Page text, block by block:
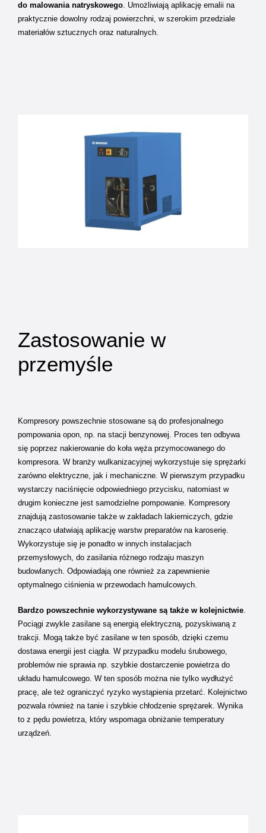
do malowania natryskowego. Umożliwiają aplikację emalii na
praktycznie dowolny rodzaj powierzchni, w szerokim przedziale
materiałów sztucznych oraz naturalnych.
Zastosowanie w
przemyśle
Kompresory powszechnie stosowane są do profesjonalnego
pompowania opon, np. na stacji benzynowej. Proces ten odbywa
się poprzez nakierowanie do koła węża przymocowanego do
kompresora. W branży wulkanizacyjnej wykorzystuje się sprężarki
zarówno elektryczne, jak i mechaniczne. W pierwszym przypadku
wystarczy naciśnięcie odpowiedniego przycisku, natomiast w
drugim konieczne jest samodzielne pompowanie. Kompresory
znajdują zastosowanie także w zakładach lakierniczych, gdzie
znacząco ułatwiają aplikację warstw preparatów na karoserię.
Wykorzystuje się je ponadto w innych instalacjach
przemysłowych, do zasilania różnego rodzaju maszyn
budowlanych. Odpowiadają one również za zapewnienie
optymalnego ciśnienia w przewodach hamulcowych.
Bardzo powszechnie wykorzystywane są także w kolejnictwie.
Pociągi zwykle zasilane są energią elektryczną, pozyskiwaną z
trakcji. Mogą także być zasilane w ten sposób, dzięki czemu
dostawa energii jest ciągła. W przypadku modelu śrubowego,
problemów nie sprawia np. szybkie dostarczenie powietrza do
układu hamulcowego. W ten sposób można nie tylko wydłużyć
pracę, ale też ograniczyć ryzyko wystąpienia przetarć. Kolejnictwo
pozwala również na tanie i szybkie chłodzenie sprężarek. Wynika
to z pędu powietrza, który wspomaga obniżanie temperatury
urządzeń.